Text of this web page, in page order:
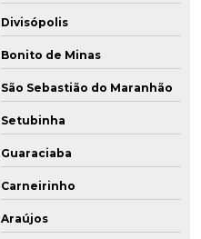
Divisópolis
Bonito de Minas
São Sebastião do Maranhão
Setubinha
Guaraciaba
Carneirinho
Araújos